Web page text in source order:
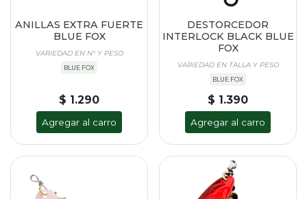
ANILLAS EXTRA FUERTE
BLUE FOX
VARIEDAD EN N° Y PESO
BLUE FOX
$ 1.290
Agregar al carro
DESTORCEDOR
INTERLOCK BLACK BLUE
FOX
VARIEDAD EN TALLA Y PESO
BLUE FOX
$ 1.390
Agregar al carro